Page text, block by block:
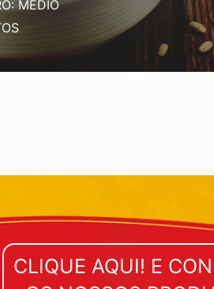
MÉDIO
CLIQUE AQUI! E